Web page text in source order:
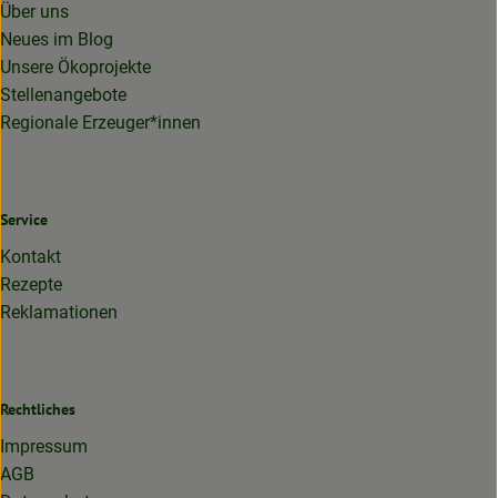
Über uns
Neues im Blog
Unsere Ökoprojekte
Stellenangebote
Regionale Erzeuger*innen
Service
Kontakt
Rezepte
Reklamationen
Rechtliches
Impressum
AGB